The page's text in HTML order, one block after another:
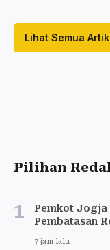
Lihat Semua
Pilihan
1
Pemkot Jogja
Pembatasan
7 jam lalu